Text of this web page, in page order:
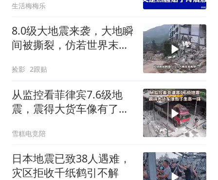
生活梅梅乐
8.0级大地震来袭，大地瞬
间被撕裂，仿若世界末日
捡影 2跟贴
从监控看菲律宾7.6级地
震，震得大货车像有了生
雪糕电竞陪
日本地震已致38人遇难，
灾区拒收千纸鹤引不解